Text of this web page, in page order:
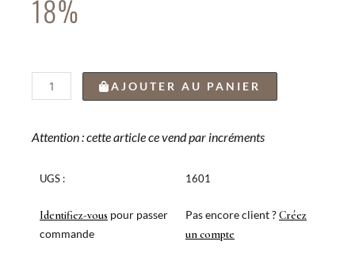
18%
quantité
de
3
GRANADA
AJOUTER AU PANIER
Attention : cette article ce vend par incréments
UGS :
Identifiez-vous pour passer
commande
1601
Pas encore client ?Créez
un compte